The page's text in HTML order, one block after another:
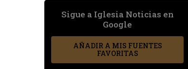
Sigue a Iglesia Noticias en
Google
AÑADIR A MIS FUENTES
FAVORITAS